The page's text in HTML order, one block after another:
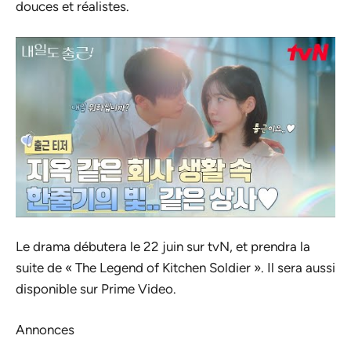
douces et réalistes.
Le drama débutera le 22 juin sur tvN, et prendra la
suite de « The Legend of Kitchen Soldier ». Il sera aussi
disponible sur Prime Video.
Annonces